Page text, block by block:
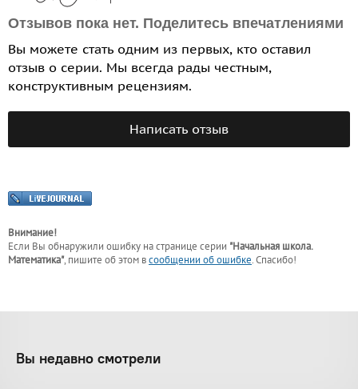
Отзывов пока нет. Поделитесь впечатлениями
Вы можете стать одним из первых, кто оставил
отзыв о серии. Мы всегда рады честным,
конструктивным рецензиям.
Написать отзыв
Внимание!
Если Вы обнаружили ошибку на странице серии "Начальная школа.
Математика", пишите об этом всообщении об ошибке. Спасибо!
Вы недавно смотрели